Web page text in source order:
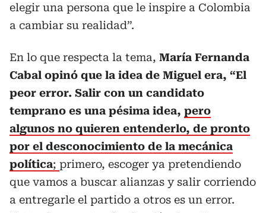
elegir una persona que le inspire a Colombia
a cambiar su realidad”.
En lo que respecta la tema, María Fernanda
Cabal opinó que la idea de Miguel era, “El
peor error. Salir con un candidato
temprano es una pésima idea, pero
algunos no quieren entenderlo, de pronto
por el desconocimiento de la mecánica
política; primero, escoger ya pretendiendo
que vamos a buscar alianzas y salir corriendo
a entregarle el partido a otros es un error.